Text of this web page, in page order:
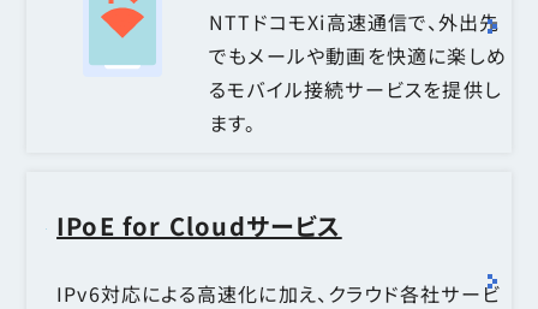
NTTドコモXi高速通信で、外出先
でもメールや動画を快適に楽しめ
るモバイル接続サービスを提供し
ます。
IPoE for Cloudサービス
IPv6対応による高速化に加え、クラウド各社サービ